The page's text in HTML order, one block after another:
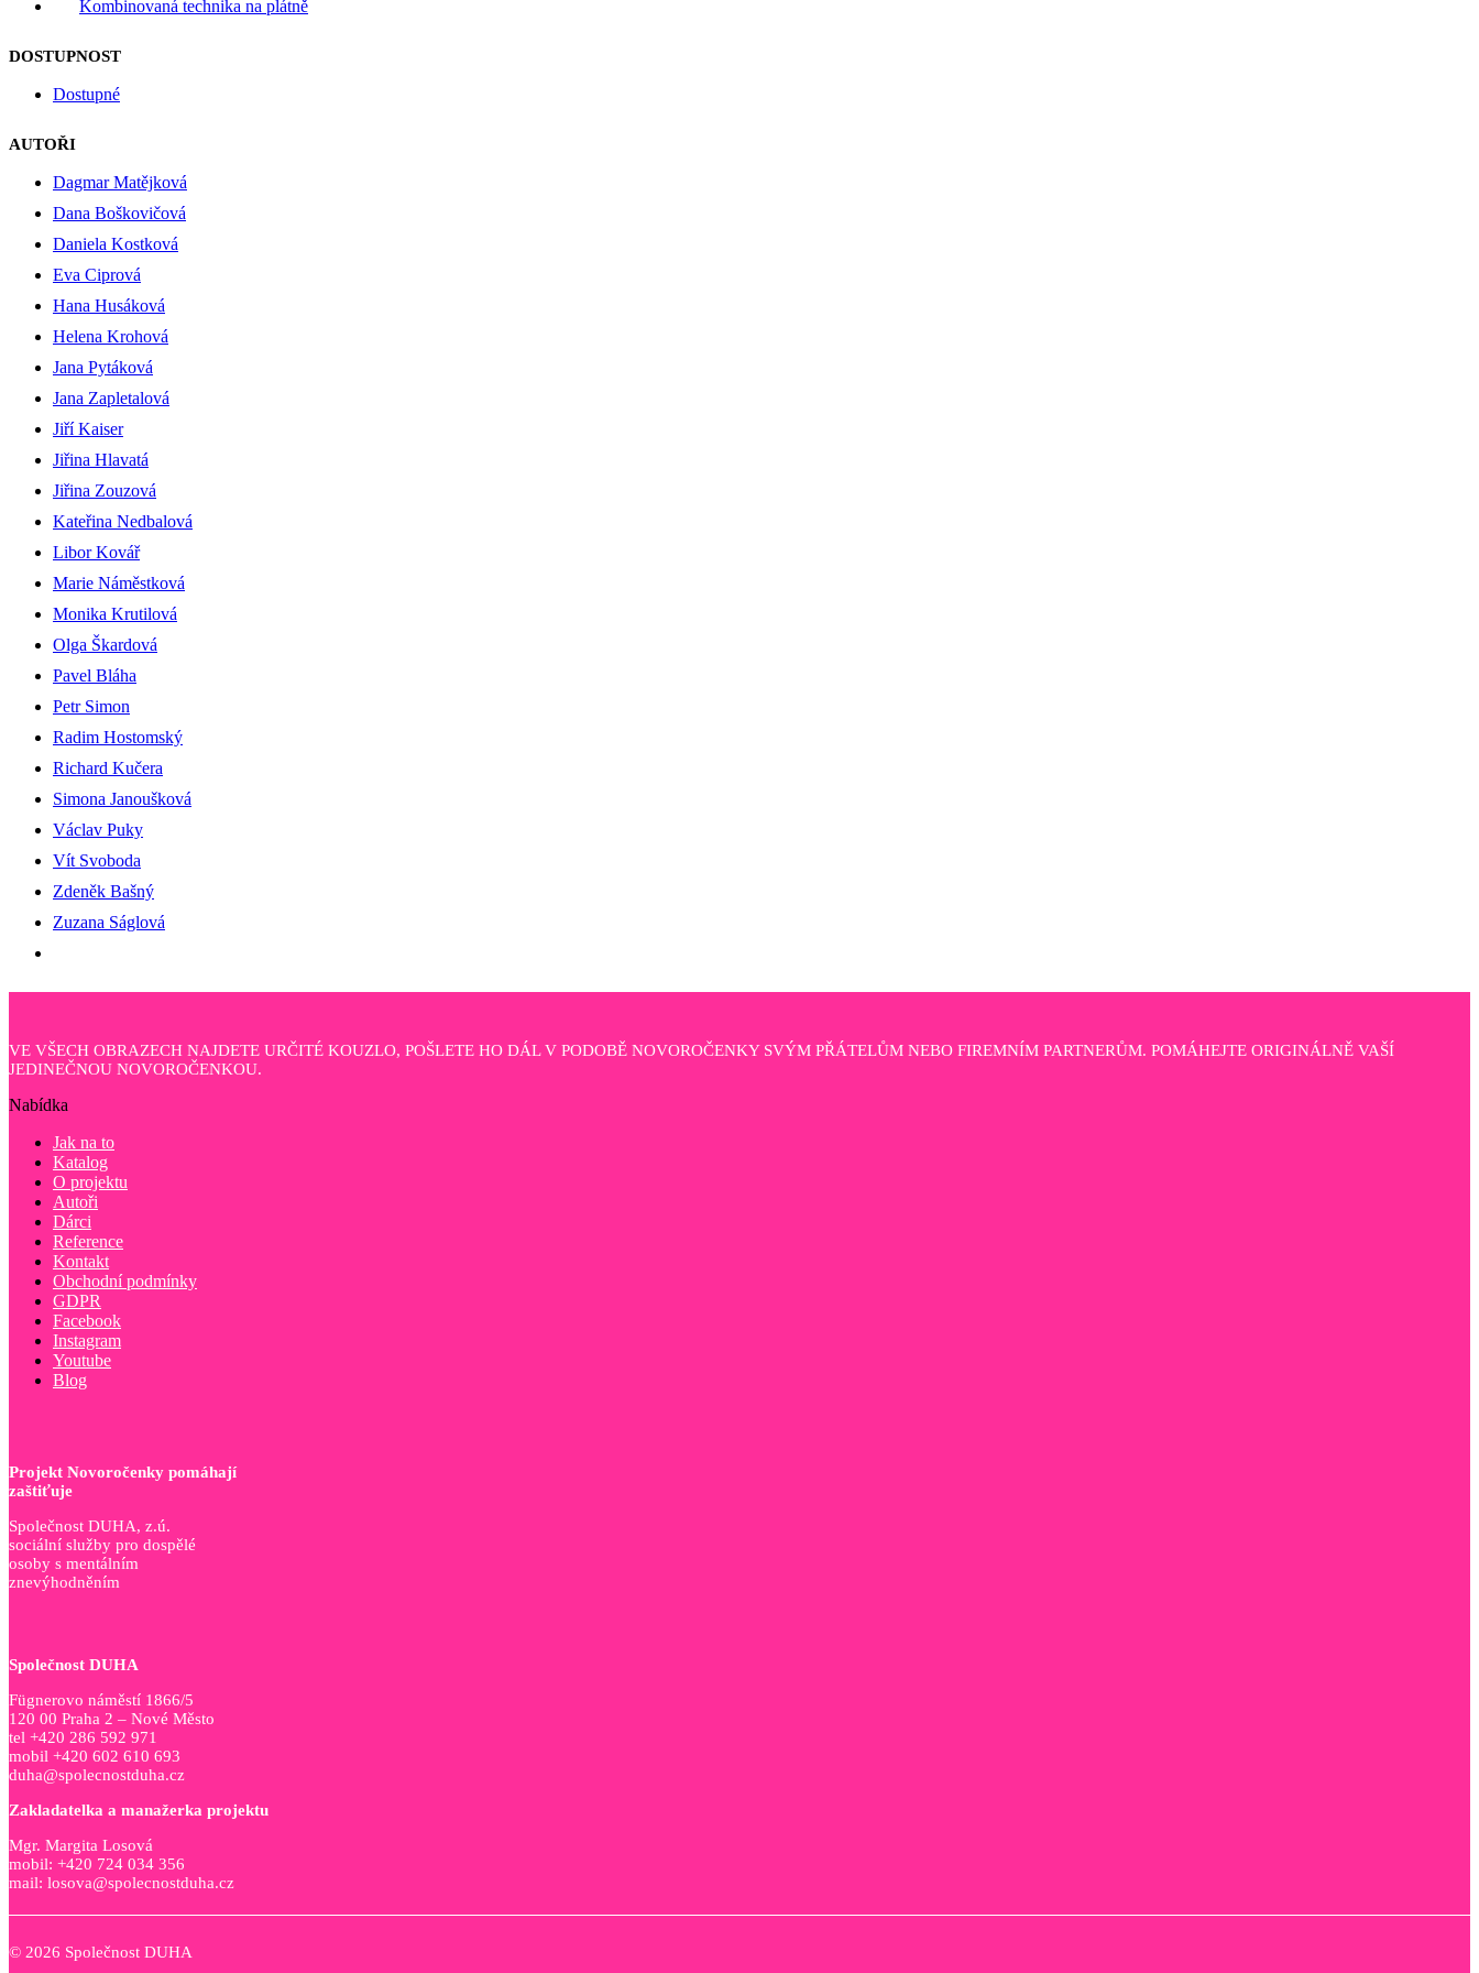
Kombinovaná technika na plátně
DOSTUPNOST
Dostupné
AUTOŘI
Dagmar Matějková
Dana Boškovičová
Daniela Kostková
Eva Ciprová
Hana Husáková
Helena Krohová
Jana Pytáková
Jana Zapletalová
Jiří Kaiser
Jiřina Hlavatá
Jiřina Zouzová
Kateřina Nedbalová
Libor Kovář
Marie Náměstková
Monika Krutilová
Olga Škardová
Pavel Bláha
Petr Simon
Radim Hostomský
Richard Kučera
Simona Janoušková
Václav Puky
Vít Svoboda
Zdeněk Bašný
Zuzana Ságlová
VE VŠECH OBRAZECH NAJDETE URČITÉ KOUZLO, POŠLETE HO DÁL V PODOBĚ NOVOROČENKY SVÝM PŘÁTELŮM NEBO FIREMNÍM PARTNERŮM. POMÁHEJTE ORIGINÁLNĚ VAŠÍ
JEDINEČNOU NOVOROČENKOU.
Nabídka
Jak na to
Katalog
O projektu
Autoři
Dárci
Reference
Kontakt
Obchodní podmínky
GDPR
Facebook
Instagram
Youtube
Blog
Projekt Novoročenky pomáhají
zaštiťuje
Společnost DUHA, z.ú.
sociální služby pro dospělé
osoby s mentálním
znevýhodněním
Společnost DUHA
Fügnerovo náměstí 1866/5
120 00 Praha 2 – Nové Město
tel +420 286 592 971
mobil +420 602 610 693
duha@spolecnostduha.cz
Zakladatelka a manažerka projektu
Mgr. Margita Losová
mobil: +420 724 034 356
mail: losova@spolecnostduha.cz
© 2026 Společnost DUHA